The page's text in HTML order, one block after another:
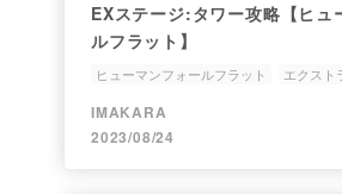
EXステージ:タワー攻略【ヒュ
ルフラット】
ヒューマンフォールフラット エクスト
Switch
IMAKARA
2023/08/24